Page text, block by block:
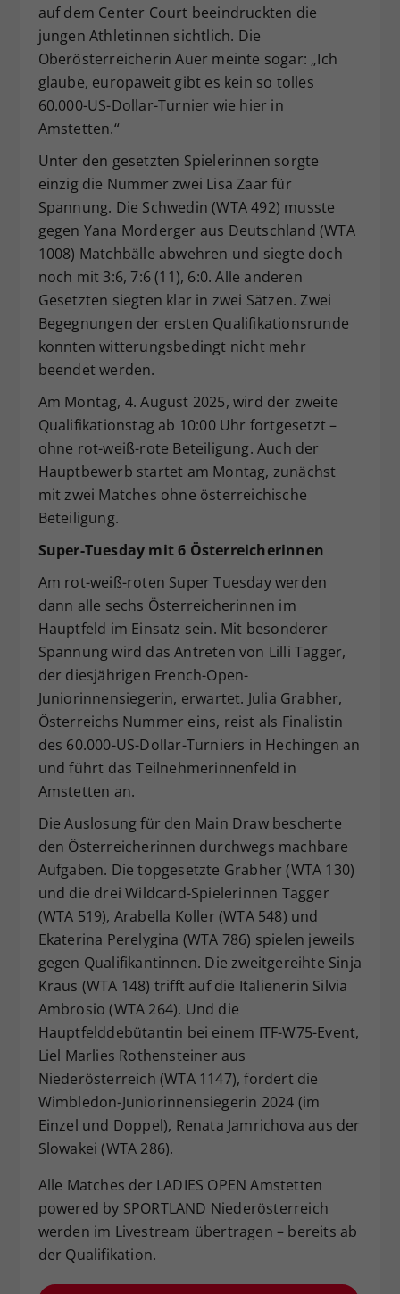
auf dem Center Court beeindruckten die
jungen Athletinnen sichtlich. Die
Oberösterreicherin Auer meinte sogar: „Ich
glaube, europaweit gibt es kein so tolles
60.000-US-Dollar-Turnier wie hier in
Amstetten.“
Unter den gesetzten Spielerinnen sorgte
einzig die Nummer zwei Lisa Zaar für
Spannung. Die Schwedin (WTA 492) musste
gegen Yana Morderger aus Deutschland (WTA
1008) Matchbälle abwehren und siegte doch
noch mit 3:6, 7:6 (11), 6:0. Alle anderen
Gesetzten siegten klar in zwei Sätzen. Zwei
Begegnungen der ersten Qualifikationsrunde
konnten witterungsbedingt nicht mehr
beendet werden.
Am Montag, 4. August 2025, wird der zweite
Qualifikationstag ab 10:00 Uhr fortgesetzt –
ohne rot-weiß-rote Beteiligung. Auch der
Hauptbewerb startet am Montag, zunächst
mit zwei Matches ohne österreichische
Beteiligung.
Super-Tuesday mit 6 Österreicherinnen
Am rot-weiß-roten Super Tuesday werden
dann alle sechs Österreicherinnen im
Hauptfeld im Einsatz sein. Mit besonderer
Spannung wird das Antreten von Lilli Tagger,
der diesjährigen French-Open-
Juniorinnensiegerin, erwartet. Julia Grabher,
Österreichs Nummer eins, reist als Finalistin
des 60.000-US-Dollar-Turniers in Hechingen an
und führt das Teilnehmerinnenfeld in
Amstetten an.
Die Auslosung für den Main Draw bescherte
den Österreicherinnen durchwegs machbare
Aufgaben. Die topgesetzte Grabher (WTA 130)
und die drei Wildcard-Spielerinnen Tagger
(WTA 519), Arabella Koller (WTA 548) und
Ekaterina Perelygina (WTA 786) spielen jeweils
gegen Qualifikantinnen. Die zweitgereihte Sinja
Kraus (WTA 148) trifft auf die Italienerin Silvia
Ambrosio (WTA 264). Und die
Hauptfelddebütantin bei einem ITF-W75-Event,
Liel Marlies Rothensteiner aus
Niederösterreich (WTA 1147), fordert die
Wimbledon-Juniorinnensiegerin 2024 (im
Einzel und Doppel), Renata Jamrichova aus der
Slowakei (WTA 286).
Alle Matches der LADIES OPEN Amstetten
powered by SPORTLAND Niederösterreich
werden im Livestream übertragen – bereits ab
der Qualifikation.